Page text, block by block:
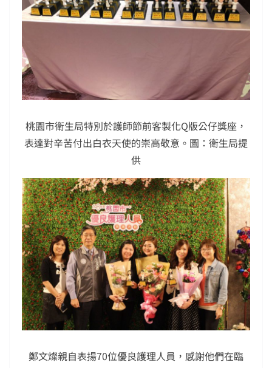
桃園市衛生局特別於護師節前客製化Q版公仔獎座，
表達對辛苦付出白衣天使的崇高敬意。圖：衛生局提
供
鄭文燦親自表揚70位優良護理人員，感謝他們在臨